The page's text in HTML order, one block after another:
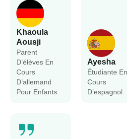
Khaoula
Aousji
Parent
D’élèves En
Cours
D’allemand
Pour Enfants
Ayesha
Étudiante En
Cours
D’espagnol